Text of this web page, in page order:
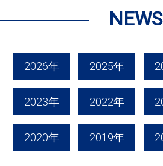
NEWS
2026年 2025年
2023年 2022年
2020年 2019年